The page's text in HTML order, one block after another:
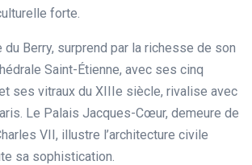
forte.
du Berry, surprend par la richesse de son
Saint-Étienne, avec ses cinq
ses vitraux du XIIIe siècle, rivalise avec
Le Palais Jacques-Cœur, demeure de
VII, illustre l’architecture civile
sa sophistication.